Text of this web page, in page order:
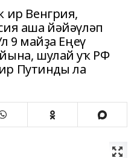
ир Венгрия,
аша йәйәүләп
9 майҙа Еңеү
шулай уҡ РФ
Путинды ла